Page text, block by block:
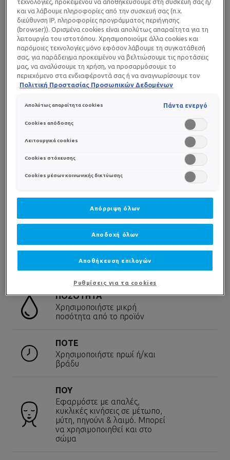
ΕΞΙΣΟΡΡΟΠΗΣΗ
Επανεξισορροπεί το pH του δέρματος.
ΕΦΑΡΜΟΓΗ
ΠΟΣΟΤΗΤΑ
Χρησιμοποιήστε μικρή
ποσότητα από το προϊόν
ΠΟΤΕ
Χρησιμοποιήστε πρωί ή/και
βράδυ
ΠΟΥ
Εφαρμόστε με απαλές,
κυκλικές κινήσεις σε μέτωπο,
μύτη, πηγούνι & λαιμό. Μπορεί
να χρησιμοποιηθεί και στο
σώμα
τεχνολογίες, προκειμένου να αποθηκεύσουμε στη συσκευή σας ή/
και να λάβουμε πληροφορίες από την συσκευή σας (π.χ.
διεύθυνση IP, πληροφορίες προγράμματος περιήγησης
(browser)). Ορισμένα cookies είναι απολύτως απαραίτητα για τη
λειτουργία του ιστοτόπου. Χρησιμοποιούμε άλλα cookies και
παρόμοιες τεχνολογίες μόνο εφόσον λάβουμε τη συγκατάθεσή
σας, για παράδειγμα προκειμένου να βελτιώσουμε τις προτάσεις
μας, να αναλύσουμε τη χρήση, να προσαρμόσουμε το
περιεχόμενο στα ενδιαφέροντά σας ή να αναγνωρίσουμε τον
browser/ τη συσκευή σας για τη δημιουργία προφίλ με τα
περιεχόμενο σε άλλες διαδικτυακές προτάσεις. Μπορείτε να
όλων»), να τα απορρίψετε («Απόρριψη όλων») ή να ρυθμίσετε και
να αποθηκεύσετε τις επιλογές σας («Αποθήκευση επιλογών»).
Μπορείτε επίσης, ανά πάσα στιγμή, να ελέγξετε και να ρυθμίσετε
εκ νέου τις επιλογές σας (επιλέγοντας το link «Ρυθμίσεις για τα
cookies»). Περισσότερες πληροφορίες μπορείτε να βρείτε στην
Πολιτική Προστασίας Προσωπικών Δεδομένων
Απολύτως απαραίτητα cookies Πάντα ενεργό
Cookies απόδοσης
Λειτουργικά cookies
Cookies στόχευσης
Cookies μέσων κοινωνικής δικτύωσης
Απόρριψη όλων
Αποδοχή όλων
Αποθήκευση επιλογών
Ρυθμίσεις για τα cookies